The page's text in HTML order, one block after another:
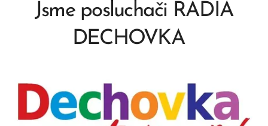
Jsme posluchači RÁDIA
DECHOVKA